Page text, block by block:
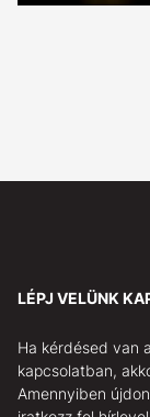
LÉPJ VELÜNK
Ha kérdésed van
kapcsolatban,
Amennyiben